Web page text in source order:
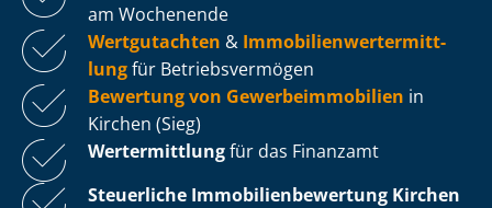
am Wochenende
Wertgutachten & Im­mo­bi­li­en­wert­ermitt­
lungfür Be­triebs­ver­mö­gen
Bewertung von Ge­wer­be­im­mo­bi­li­en in
Kirchen (Sieg)
Wertermittlungfür das Finanzamt
Steuerliche Im­mo­bi­li­en­be­wer­tung Kirchen